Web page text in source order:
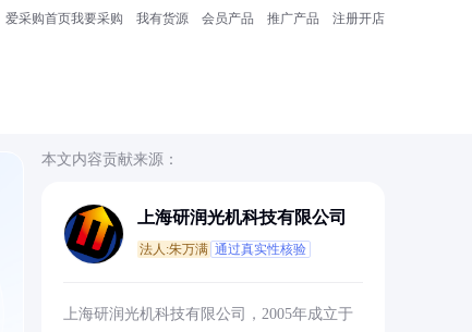
爱采购首页我要采购 我有货源 会员产品 推广产品 注册开店
本文内容贡献来源：
上海研润光机科技有限公司
法人:朱万满 通过真实性核验
上海研润光机科技有限公司，2005年成立于